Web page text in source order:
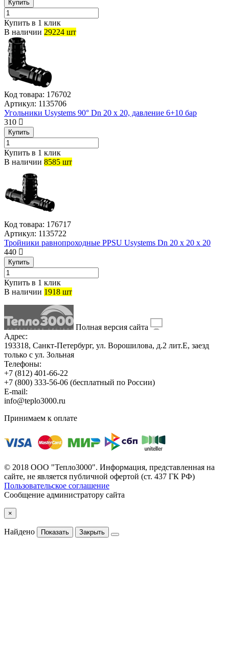
Купить
Купить в 1 клик
В наличии 29224 шт
Код товара: 176702
Артикул: 1135706
Угольники Usystems 90° Dn 20 х 20, давление 6+10 бар
310
Купить
Купить в 1 клик
В наличии 8585 шт
Код товара: 176717
Артикул: 1135722
Тройники равнопроходные PPSU Usystems Dn 20 х 20 х 20
440
Купить
Купить в 1 клик
В наличии 1918 шт
Полная версия сайта
Адрес:
193318, Санкт-Петербург, ул. Ворошилова, д.2 лит.Е, заезд
только с ул. Зольная
Телефоны:
+7 (812) 401-66-22
+7 (800) 333-56-06 (бесплатный по России)
E-mail:
info@teplo3000.ru
Принимаем к оплате
© 2018 ООО "Тепло3000". Информация, представленная на
сайте, не является публичной офертой (ст. 437 ГК РФ)
Пользовательское соглашение
Сообщение администратору сайта
×
Найдено Показать Закрыть